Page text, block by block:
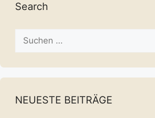
Search
Suche
nach:
NEUESTE BEITRÄGE